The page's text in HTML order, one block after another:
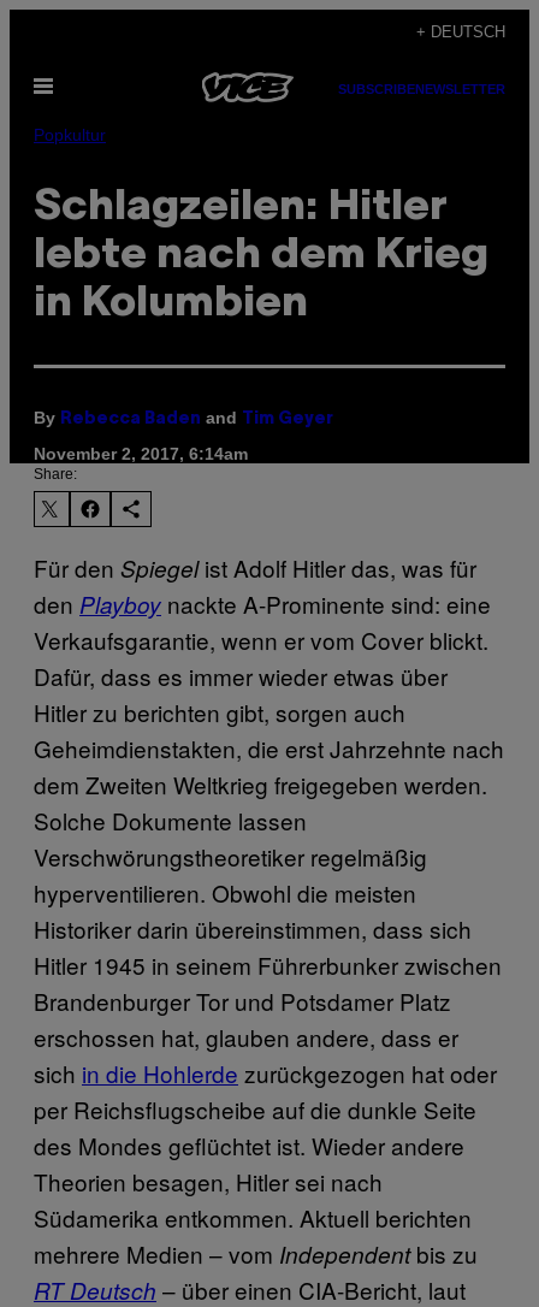
content
+ DEUTSCH
Open
SUBSCRIBENEWSLETTER
Popkultur
Schlagzeilen: Hitler
lebte nach dem Krieg
in Kolumbien
By Rebecca Baden and Tim Geyer
November 2, 2017, 6:14am
Share:
Für den Spiegelist Adolf Hitler das, was für
den Playboy nackte A-Prominente sind: eine
Verkaufsgarantie, wenn er vom Cover blickt.
Dafür, dass es immer wieder etwas über
Hitler zu berichten gibt, sorgen auch
Geheimdienstakten, die erst Jahrzehnte nach
dem Zweiten Weltkrieg freigegeben werden.
Solche Dokumente lassen
Verschwörungstheoretiker regelmäßig
hyperventilieren. Obwohl die meisten
Historiker darin übereinstimmen, dass sich
Hitler 1945 in seinem Führerbunker zwischen
Brandenburger Tor und Potsdamer Platz
erschossen hat, glauben andere, dass er
sich in die Hohlerde zurückgezogen hat oder
per Reichsflugscheibe auf die dunkle Seite
des Mondes geflüchtet ist. Wieder andere
Theorien besagen, Hitler sei nach
Südamerika entkommen. Aktuell berichten
mehrere Medien – vom Independentbis zu
RT Deutsch – über einen CIA-Bericht, laut